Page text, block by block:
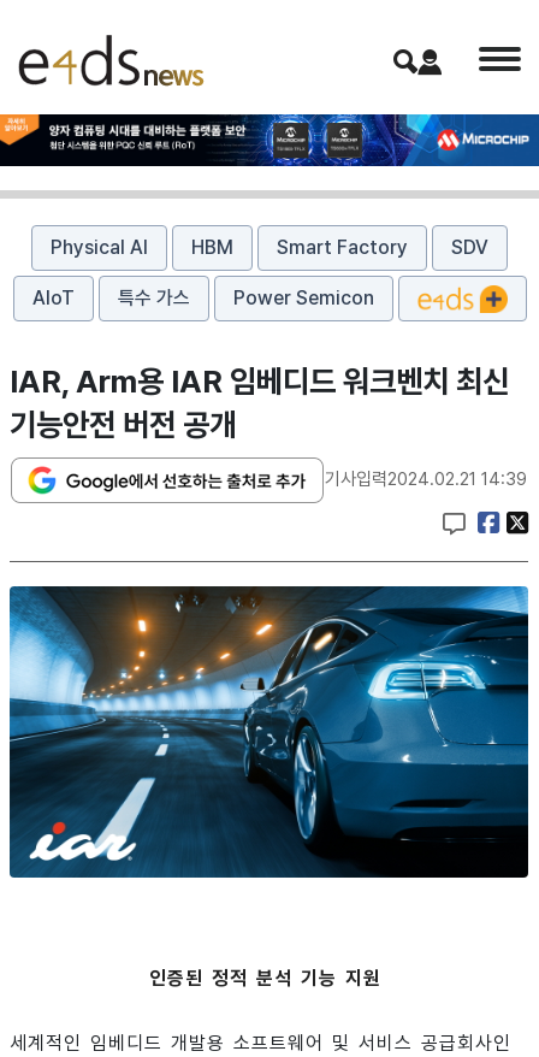
Physical AI HBM Smart Factory SDV
AIoT 특수 가스 Power Semicon
IAR, Arm용 IAR 임베디드 워크벤치 최신
기능안전 버전 공개
기사입력2024.02.21 14:39
인증된 정적 분석 기능 지원
세계적인 임베디드 개발용 소프트웨어 및 서비스 공급회사인